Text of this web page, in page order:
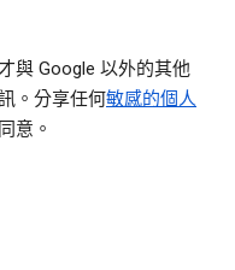
與 Google 以外的其他
。分享任何敏感的個人
意。